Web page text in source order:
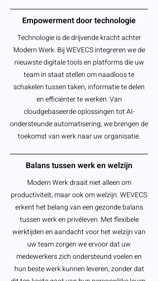
Empowerment door technologie
Technologie is de drijvende kracht achter
Modern Werk. Bij WEVECS integreren we de
nieuwste digitale tools en platforms die uw
team in staat stellen om naadloos te
schakelen tussen taken, informatie te delen
en efficiënter te werken. Van
cloudgebaseerde oplossingen tot AI-
ondersteunde automatisering, we brengen de
toekomst van werk naar uw organisatie.
Balans tussen werk en welzijn
Modern Werk draait niet alleen om
productiviteit, maar ook om welzijn. WEVECS
erkent het belang van een gezonde balans
tussen werk en privéleven. Met flexibele
werktijden en aandacht voor het welzijn van
uw team zorgen we ervoor dat uw
medewerkers zich ondersteund voelen en
hun beste werk kunnen leveren, zonder dat